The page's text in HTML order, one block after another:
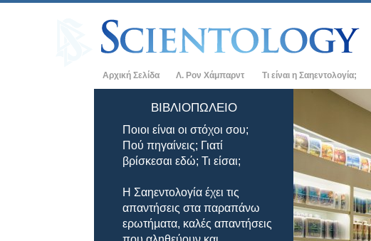
Αρχική Σελίδα Λ. Ρον Χάμπαρντ Τι είναι η Σαηεντολογία;
Πιστεύω και Πρακτικές
Τα Πιστεύω και οι Κώδικες
Σαηεντολογίας
Τι Λένε οι Σαηεντολόγοι για
Σαηεντολογία
Συναντήστε έναν
Μέσα σε μια Εκκλησία
ΒΙΒΛΙΟΠΩΛΕΊΟ
Ποιοι είναι οι στόχοι σου;
Πού πηγαίνεις; Γιατί
βρίσκεσαι εδώ; Τι είσαι;
Η Σαηεντολογία έχει τις
απαντήσεις στα παραπάνω
ερωτήµατα, καλές απαντήσεις